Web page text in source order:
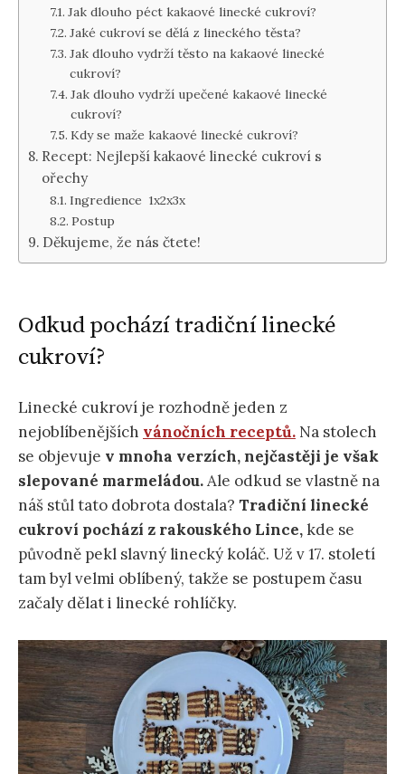
Jak dlouho péct kakaové linecké cukroví?
Jaké cukroví se dělá z lineckého těsta?
Jak dlouho vydrží těsto na kakaové linecké
cukroví?
Jak dlouho vydrží upečené kakaové linecké
cukroví?
Kdy se maže kakaové linecké cukroví?
Recept: Nejlepší kakaové linecké cukroví s
ořechy
Ingredience 1x2x3x
Postup
Děkujeme, že nás čtete!
Odkud pochází tradiční linecké
cukroví?
Linecké cukroví je rozhodně jeden z
nejoblíbenějších vánočních receptů. Na stolech
se objevuje v mnoha verzích, nejčastěji je však
slepované marmeládou.Ale odkud se vlastně na
náš stůl tato dobrota dostala? Tradiční linecké
cukroví pochází z rakouského Lince,kde se
původně pekl slavný linecký koláč. Už v 17. století
tam byl velmi oblíbený, takže se postupem času
začaly dělat i linecké rohlíčky.